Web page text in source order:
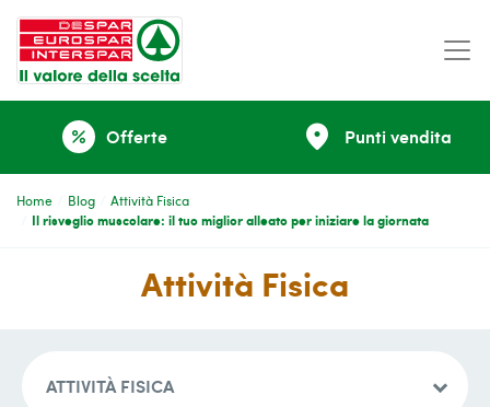
percent Offerte place Punti vendita
Home Blog Attività Fisica
Il risveglio muscolare: il tuo miglior alleato per iniziare la giornata
Attività Fisica